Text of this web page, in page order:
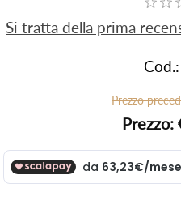
Si tratta della prima
Cod.:
Prezzo
Prezzo: